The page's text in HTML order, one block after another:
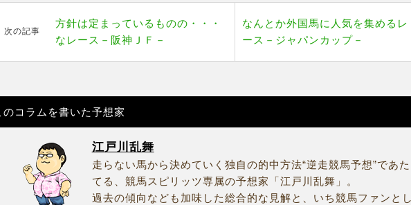
次の記事
方針は定まっているものの・・・
なレース－阪神ＪＦ－
なんとか外国馬に人気を集めるレ
ース－ジャパンカップ－
のコラムを書いた予想家
江戸川乱舞
走らない馬から決めていく独自の的中方法“逆走競馬予想”であ
てる、競馬スピリッツ専属の予想家「江戸川乱舞」。
過去の傾向なども加味した総合的な見解と、いち競馬ファンと